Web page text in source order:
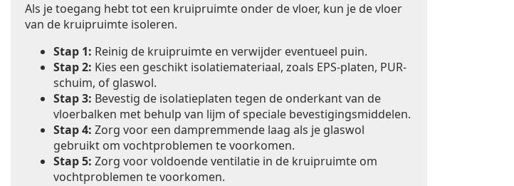
Als je toegang hebt tot een kruipruimte onder de vloer, kun je de vloer
van de kruipruimte isoleren.
Stap 1: Reinig de kruipruimte en verwijder eventueel puin.
Stap 2: Kies een geschikt isolatiemateriaal, zoals EPS-platen, PUR-
schuim, of glaswol.
Stap 3: Bevestig de isolatieplaten tegen de onderkant van de
vloerbalken met behulp van lijm of speciale bevestigingsmiddelen.
Stap 4: Zorg voor een dampremmende laag als je glaswol
gebruikt om vochtproblemen te voorkomen.
Stap 5: Zorg voor voldoende ventilatie in de kruipruimte om
vochtproblemen te voorkomen.